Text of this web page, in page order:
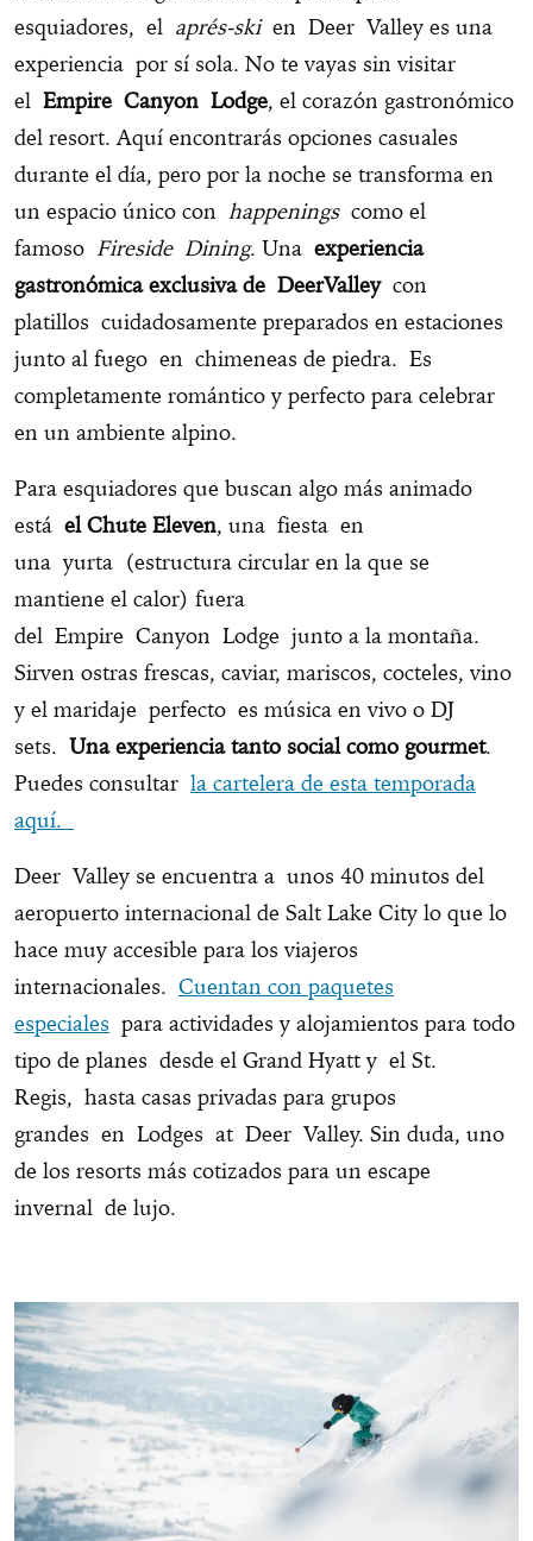
esquiadores, el aprés-skien Deer Valley es una
experiencia por sí sola. No te vayas sin visitar
el Empire Canyon Lodge, el corazón gastronómico
del resort. Aquí encontrarás opciones casuales
durante el día, pero por la noche se transforma en
un espacio único con happenings como el
famoso Fireside Dining. Una experiencia
gastronómica exclusiva de DeerValleycon
platillos cuidadosamente preparados en estaciones
junto al fuego en chimeneas de piedra. Es
completamente romántico y perfecto para celebrar
en un ambiente alpino.
Para esquiadores que buscan algo más animado
está el Chute Eleven, una fiesta en
una yurta (estructura circular en la que se
mantiene el calor) fuera
del Empire Canyon Lodge junto a la montaña.
Sirven ostras frescas, caviar, mariscos, cocteles, vino
y el maridaje perfecto es música en vivo o DJ
sets. Una experiencia tanto social como gourmet.
Puedes consultar la cartelera de esta temporada
aquí.
Deer Valley se encuentra a unos 40 minutos del
aeropuerto internacional de Salt Lake City lo que lo
hace muy accesible para los viajeros
internacionales. Cuentan con paquetes
especiales para actividades y alojamientos para todo
tipo de planes desde el Grand Hyatt y el St.
Regis, hasta casas privadas para grupos
grandes en Lodges at Deer Valley. Sin duda, uno
de los resorts más cotizados para un escape
invernal de lujo.